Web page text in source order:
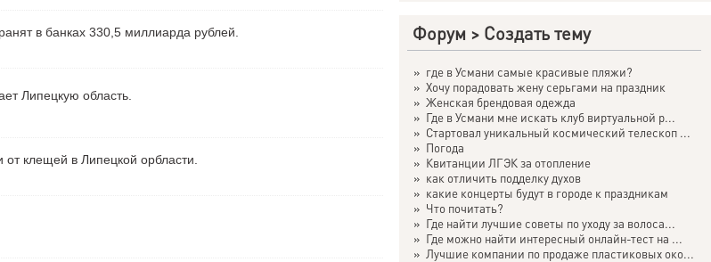
в банках 330,5 миллиарда рублей.
Липецкую область.
клещей в Липецкой орбласти.
Форум > Создать тему
» где в Усмани самые красивые пляжи?
» Хочу порадовать жену серьгами на праздник
» Женская брендовая одежда
» Где в Усмани мне искать клуб виртуальной р...
» Стартовал уникальный космический телескоп ...
» Погода
» Квитанции ЛГЭК за отопление
» как отличить подделку духов
» какие концерты будут в городе к праздникам
» Что почитать?
» Где найти лучшие советы по уходу за волоса...
» Где можно найти интересный онлайн-тест на ...
» Лучшие компании по продаже пластиковых око...